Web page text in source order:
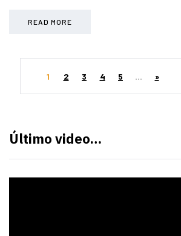
READ MORE
1 2 3 4 5 ... »
Último video…